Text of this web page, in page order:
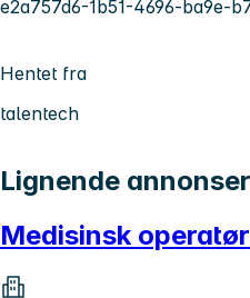
e2a757d6-1b51-4696-ba9e-
Hentet fra
talentech
Lignende annonser
Medisinsk